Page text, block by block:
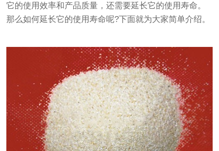
它的使用效率和产品质量，还需要延长它的使用寿命。
那么如何延长它的使用寿命呢?下面就为大家简单介绍。